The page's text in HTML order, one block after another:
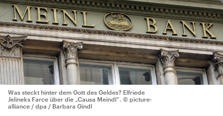
Was steckt hinter dem Gott des Geldes? Elfriede
Jelineks Farce über die „Causa Meindl“. © picture-
alliance / dpa / Barbara Gindl